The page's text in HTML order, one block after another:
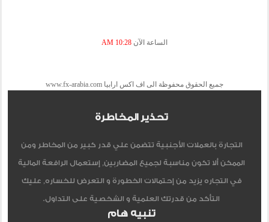
الساعة الآن 10:28 AM
جميع الحقوق محفوظة الى اف اكس ارابيا www.fx-arabia.com
تحذير المخاطرة
التجارة بالعملات الأجنبية تتضمن علي قدر كبير من المخاطر ومن
الممكن ألا تكون مناسبة لجميع المضاربين, إستعمال الرافعة المالية
في التجاره يزيد من إحتمالات الخطورة و التعرض للخساره, عليك
التأكد من قدرتك العلمية و الشخصية على التداول.
تنبيه هام